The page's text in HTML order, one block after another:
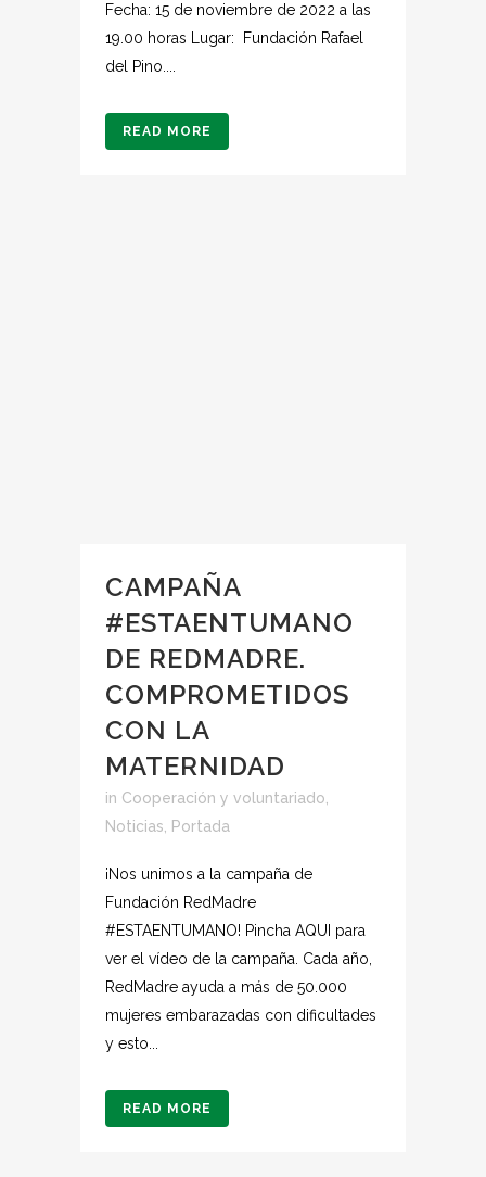
Fecha: 15 de noviembre de 2022 a las
19.00 horas Lugar: Fundación Rafael
del Pino....
READ MORE
CAMPAÑA
#ESTAENTUMANO
DE REDMADRE.
COMPROMETIDOS
CON LA
MATERNIDAD
in Cooperación y voluntariado
Noticias
Portada
¡Nos unimos a la campaña de
Fundación RedMadre
#ESTAENTUMANO! Pincha AQUI para
ver el vídeo de la campaña. Cada año,
RedMadre ayuda a más de 50.000
mujeres embarazadas con dificultades
y esto...
READ MORE